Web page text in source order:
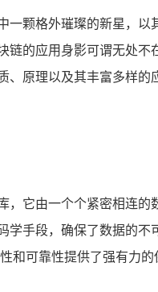
颗格外璀璨的新星，
的应用身影可谓无处
原理以及其丰富多样的
它由一个个紧密相连
手段，确保了数据的
和可靠性提供了强有力的